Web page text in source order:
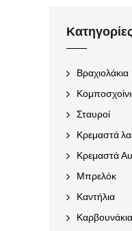
Βραχιολάκια
Σταυροί
Κρεμαστά
Κρεμαστά
Μπρελόκ
Καντήλια
Καρβουνάκια